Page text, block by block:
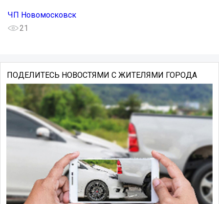
ЧП Новомосковск
21
ПОДЕЛИТЕСЬ НОВОСТЯМИ С ЖИТЕЛЯМИ ГОРОДА